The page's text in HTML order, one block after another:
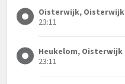
Oisterwijk, Oisterwijk
23:11
Heukelom, Oisterwijk
23:11